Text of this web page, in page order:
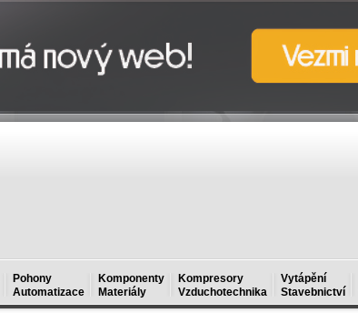
Pohony
Automatizace
Komponenty
Materiály
Kompresory
Vzduchotechnika
Vytápění
Stavebnictví